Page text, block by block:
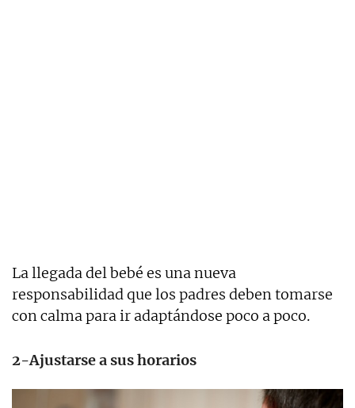
La llegada del bebé es una nueva
responsabilidad que los padres deben tomarse
con calma para ir adaptándose poco a poco.
2-Ajustarse a sus horarios